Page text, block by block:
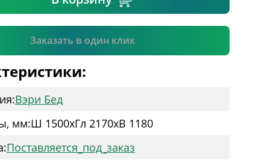
Заказать в один клик
Подтвердить
Вэри Бед
мм:Ш 1500xГл 2170xВ 1180
Поставляется_под_заказ